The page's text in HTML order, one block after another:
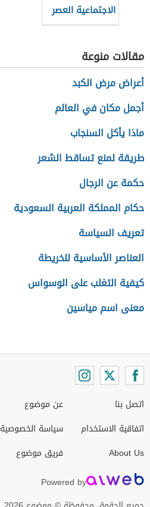
الاجتماعية العصر
الجاهلي
مقالات منوعة
أعراض مرض الكبد
أجمل مكان في العالم
ماذا يأكل السنجاب
طريقة لمنع تساقط الشعر
حكمة عن الرجال
حكام المملكة العربية السعودية
تعريف السياسة
العناصر الأساسية للخريطة
كيفية التغلب على الوسواس
معنى اسم مياسين
اتصل بنا
اتفاقية الاستخدام
About Us
عن موضوع
سياسة الخصوصية
فريق موضوع
Powered by